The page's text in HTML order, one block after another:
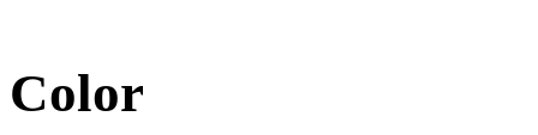
Color